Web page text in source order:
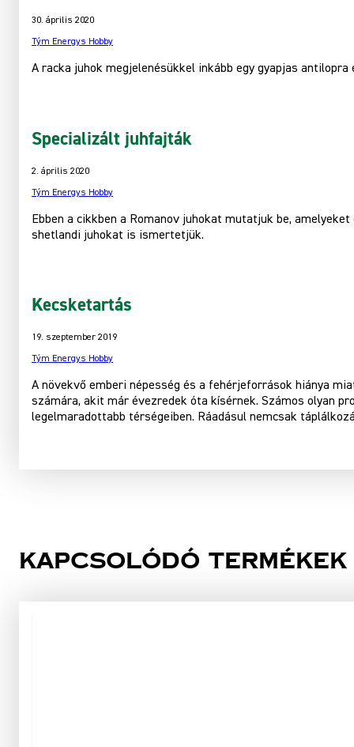
30. április 2020
Tým Energys Hobby
A racka juhok megjelenésükkel inkább egy gyapjas
Specializált juhfajták
2. április 2020
Tým Energys Hobby
Ebben a cikkben a Romanov juhokat mutatjuk be,
shetlandi juhokat is ismertetjük.
Kecsketartás
19. szeptember 2019
Tým Energys Hobby
A növekvő emberi népesség és a fehérjeforrások hiánya
számára, akit már évezredek óta kísérnek. Számos olyan
legelmaradottabb térségeiben. Ráadásul nemcsak
Kapcsolódó termékek